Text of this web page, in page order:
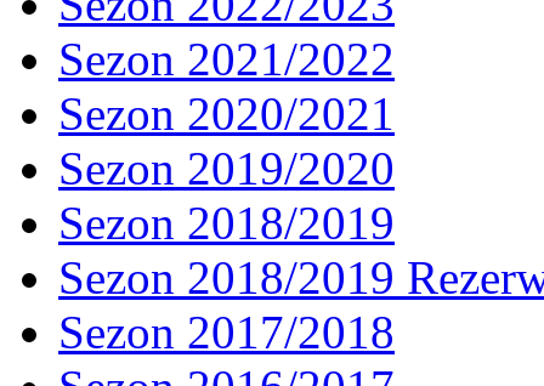
Sezon 2021/2022
Sezon 2020/2021
Sezon 2019/2020
Sezon 2018/2019
Sezon 2018/2019
Sezon 2017/2018